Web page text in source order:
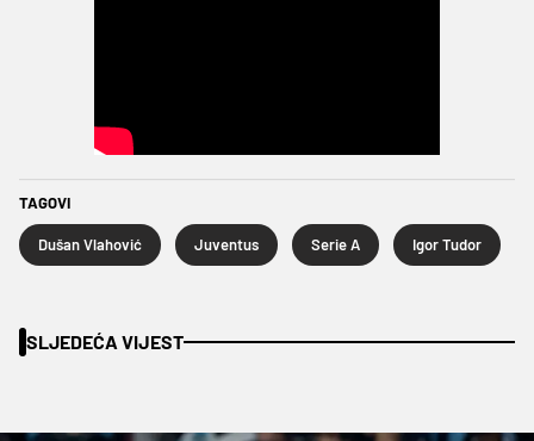
TAGOVI
Dušan Vlahović Juventus Serie A Igor Tudor
SLJEDEĆA VIJEST